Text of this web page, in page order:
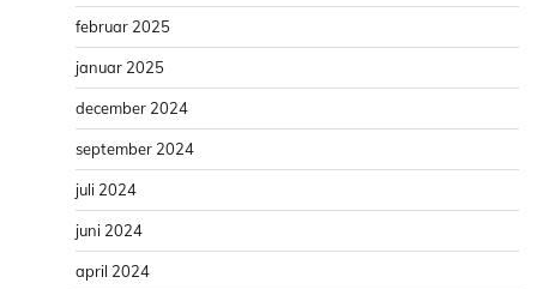
februar 2025
januar 2025
december 2024
september 2024
juli 2024
juni 2024
april 2024